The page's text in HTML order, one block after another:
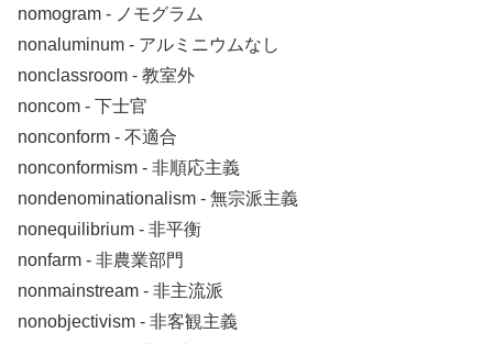
nomogram ‐ ノモグラム
nonaluminum ‐ アルミニウムなし
nonclassroom ‐ 教室外
noncom ‐ 下士官
nonconform ‐ 不適合
nonconformism ‐ 非順応主義
nondenominationalism ‐ 無宗派主義
nonequilibrium ‐ 非平衡
nonfarm ‐ 非農業部門
nonmainstream ‐ 非主流派
nonobjectivism ‐ 非客観主義